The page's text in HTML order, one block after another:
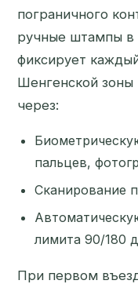
пограничного
ручные штампы в
фиксирует
Шенгенской зоны
через:
пальцев,
Сканирование
лимита 90/180
При первом